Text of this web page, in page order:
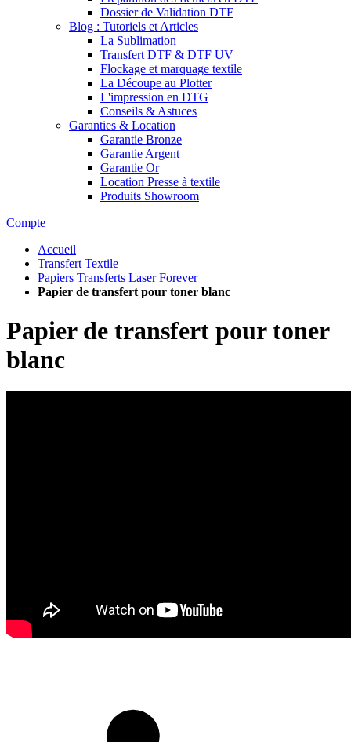
Dossier de Validation DTF
Blog : Tutoriels et Articles
La Sublimation
Transfert DTF & DTF UV
Flockage et marquage textile
La Découpe au Plotter
L'impression en DTG
Conseils & Astuces
Garanties & Location
Garantie Bronze
Garantie Argent
Garantie Or
Location Presse à textile
Produits Showroom
Compte
Accueil
Transfert Textile
Papiers Transferts Laser Forever
Papier de transfert pour toner blanc
Papier de transfert pour toner
blanc